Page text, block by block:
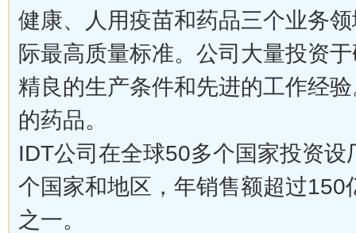
健康、人用疫苗和药品三个业务
际最高质量标准。公司大量投资
精良的生产条件和先进的工作经
的药品。
IDT公司在全球50多个国家投资
个国家和地区，年销售额超过
之一。